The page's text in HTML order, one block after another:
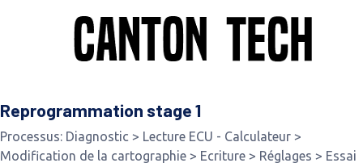
Reprogrammation stage 1
Processus: Diagnostic > Lecture ECU - Calculateur >
Modification de la cartographie > Ecriture > Réglages > Essai